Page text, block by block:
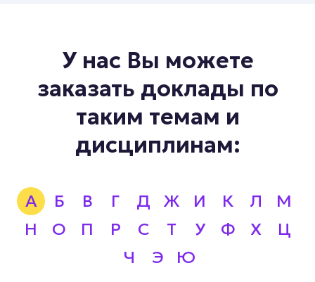
У нас Вы можете
заказать доклады по
таким темам и
дисциплинам:
А Б В Г Д Ж И К Л
М
Н
О П Р С Т У Ф Х
Ц
Ч
Э Ю